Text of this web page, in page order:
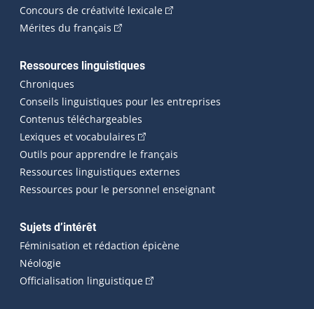
Concours de créativité lexicale(Cet hyperlien externe
Mérites du français (Cet hyperlien externe s'ouvrira dans une
Ressources linguistiques
Chroniques
Conseils linguistiques pour les entreprises
Contenus téléchargeables
Lexiques et vocabulaires (Cet hyperlien externe s'ouvrira
Outils pour apprendre le français
Ressources linguistiques externes
Ressources pour le personnel enseignant
Sujets d’intérêt
Féminisation et rédaction épicène
Néologie
Officialisation linguistique(Cet hyperlien externe s'ouvrira